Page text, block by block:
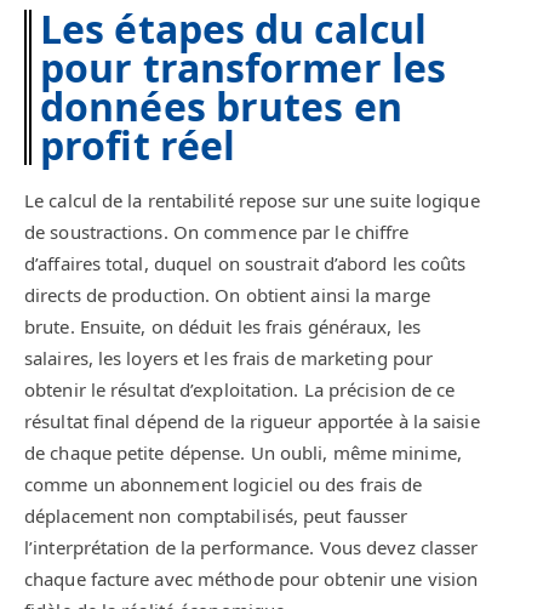
Les étapes du calcul
pour transformer les
données brutes en
profit réel
Le calcul de la rentabilité repose sur une suite logique
de soustractions. On commence par le chiffre
d’affaires total, duquel on soustrait d’abord les coûts
directs de production. On obtient ainsi la marge
brute. Ensuite, on déduit les frais généraux, les
salaires, les loyers et les frais de marketing pour
obtenir le résultat d’exploitation. La précision de ce
résultat final dépend de la rigueur apportée à la saisie
de chaque petite dépense. Un oubli, même minime,
comme un abonnement logiciel ou des frais de
déplacement non comptabilisés, peut fausser
l’interprétation de la performance. Vous devez classer
chaque facture avec méthode pour obtenir une vision